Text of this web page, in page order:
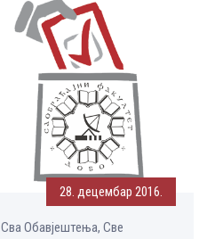
28. децембар 2016.
Сва Обавјештења, Све